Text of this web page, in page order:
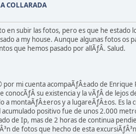
COLLARADA
en subir las fotos, pero es que he estado
a my house. Aunque algunas fotos
que hemos pasado por allÃƒÂ­. Salud.
por mi cuenta acompaÃƒÂ±ado de
conocÃƒÂ­ su existencia y la vÃƒÂ­ de
montaÃƒÂ±eros y a lugareÃƒÂ±os. Es
acumulado positivo fue de unos 2.000
de Ip, mas de 2 horas de continua
de fotos que hecho de esta